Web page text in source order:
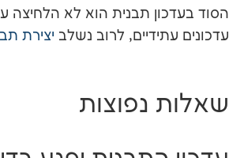
הסוד בעדכון תבנית הוא לא הלחיצה
עדכונים עתידיים, לרוב נשלב יצירת
שאלות נפוצות